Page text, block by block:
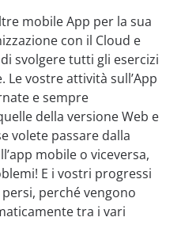
mobile App per la sua
con il Cloud e
svolgere tutti gli esercizi
vostre attività sull’App
e sempre
della versione Web e
volete passare dalla
mobile o viceversa,
E i vostri progressi
perché vengono
tra i vari